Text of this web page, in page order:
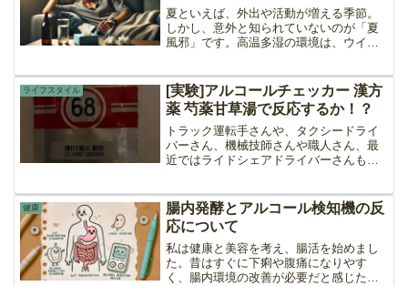
夏といえば、外出や活動が増える季節。
しかし、意外と知られていないのが「夏
風邪」です。高温多湿の環境は、ウイル
せることがあります。今回は、夏風邪を
引いてしまった場合の対処...
ライフスタイル
[実験]アルコールチェッカー 漢方
薬 芍薬甘草湯で反応するか！？
トラック運転手さんや、タクシードライ
バーさん、機械技師さんや職人さん、最
近ではライドシェアドライバーさんも勤
ないのに反応してしまって、犯罪者扱い
されたりして辛い思いをさ...
健康
腸内発酵とアルコール検知機の反
応について
私は健康と美容を考え、腸活を始めまし
た。昔はすぐに下痢や腹痛になりやす
く、腸内環境の改善が必要だと感じたか